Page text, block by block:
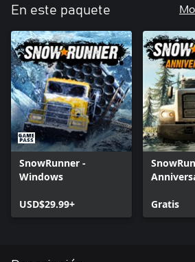
En este paquete
SnowRunner -
Windows
USD$29.99+
Gratis